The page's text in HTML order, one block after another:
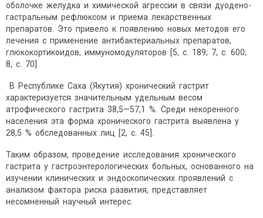
оболочке желудка и химической агрессии в связи дуодено-
гастральным рефлюксом и приема лекарственных
препаратов. Это привело к появлению новых методов его
лечения с применение антибактериальных препаратов,
глюкокортикоидов, иммуномодуляторов [5, с. 189; 7, с. 600;
8, с. 70].
В Республике Саха (Якутия) хронический гастрит
характеризуется значительным удельным весом
атрофического гастрита 38,5—57,1 %. Среди некоренного
населения эта форма хронического гастрита выявлена у
28,5 % обследованных лиц [2, с. 45].
Таким образом, проведение исследования хронического
гастрита у гастроэнтерологических больных, основанного на
изучении клинических и эндоскопических проявлений с
анализом фактора риска развития, представляет
несомненный научный интерес.